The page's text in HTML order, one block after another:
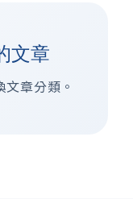
文章
章分類。